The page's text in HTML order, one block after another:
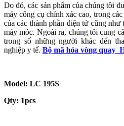
Do đó, các sản phẩm của chúng tôi
máy công cụ chính xác cao, trong
của các thành phần điện tử cũng
máy móc. Ngoài ra, chúng tôi cung
trong số những người khác đến
nghiệp y tế. Bộ mã hóa vòng quay
Model: LC 195S
Qty: 1pcs